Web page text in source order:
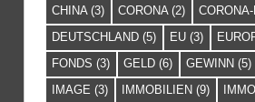
CHINA (3) CORONA (2)
DEUTSCHLAND (5) EU (3)
FONDS (3) GELD (6) GEWINN (5)
IMAGE (3) IMMOBILIEN (9)